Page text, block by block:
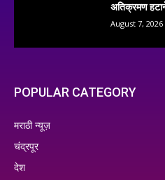
अतिक्रमण
August 7, 2026
POPULAR CATEGORY
मराठी न्यूज़
चंद्रपूर
देश